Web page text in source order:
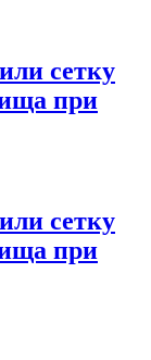
сетку
при
сетку
при